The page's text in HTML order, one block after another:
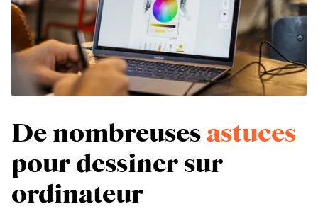
De nombreuses astuces
pour dessiner sur
ordinateur